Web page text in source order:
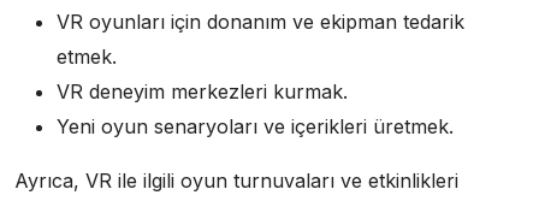
VR oyunları için donanım ve ekipman tedarik
etmek.
VR deneyim merkezleri kurmak.
Yeni oyun senaryoları ve içerikleri üretmek.
Ayrıca, VR ile ilgili oyun turnuvaları ve etkinlikleri